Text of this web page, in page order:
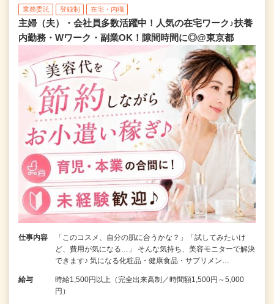
業務委託 登録制 在宅・内職
主婦（夫）・会社員多数活躍中！人気の在宅ワーク♪扶養
内勤務・Wワーク・副業OK！隙間時間に◎@東京都
仕事内容
「このコスメ、自分の肌に合うかな？」「試してみたいけ
ど、費用が気になる…」 そんな気持ち、美容モニターで解決
できます♪ 気になる化粧品・健康食品・サプリメン…
給与
時給1,500円以上（完全出来高制／時間額1,500円～5,000
円）